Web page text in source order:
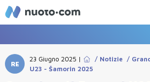
RE
23 Giugno 2025 | / Notizie /
U23 - Šamorin 2025